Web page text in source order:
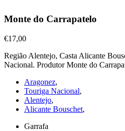
Vinhos
Tintos,
Monte
Carrapatelo
€17,00
Monte do Carrapatelo
€17,00
Região Alentejo, Casta Alicante
Nacional. Produtor Monte do
Aragonez,
Touriga Nacional,
Alentejo,
Alicante Bouschet,
Garrafa